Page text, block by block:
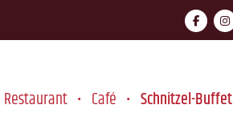
Restaurant Café Schnitzel-Buffet